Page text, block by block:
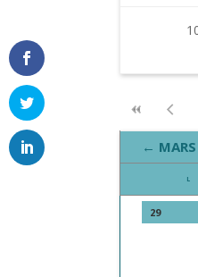
← MARS
L
29